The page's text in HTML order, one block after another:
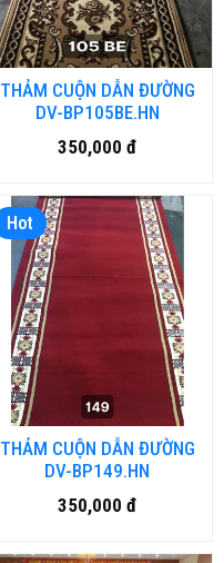
THẢM CUỘN DẪN ĐƯỜNG
DV-BP105BE.HN
350,000 đ
Hot
THẢM CUỘN DẪN ĐƯỜNG
DV-BP149.HN
350,000 đ